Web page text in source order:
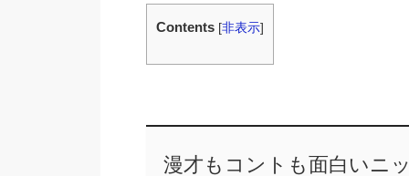
Contents [非表示]
漫才もコントも面白いニ